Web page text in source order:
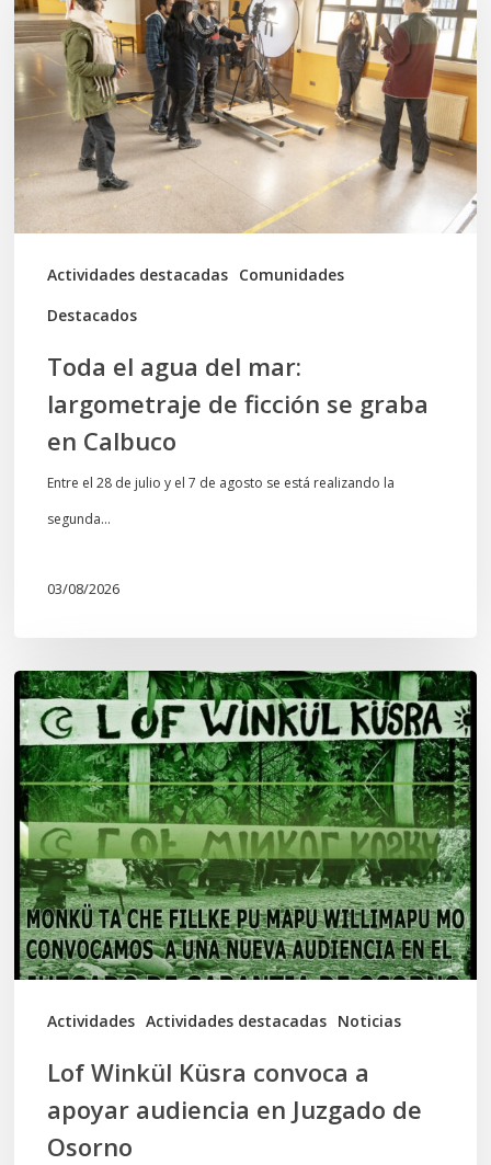
Actividades destacadas Comunidades
Destacados
agua
del
mar:
largometraje
de
ficción
se
graba
Toda el agua del mar:
largometraje de ficción se graba
en Calbuco
Entre el 28 de julio y el 7 de agosto se está realizando la
segunda…
03/08/2026
Actividades Actividades destacadas Noticias
Lof
Winkül
Küsra
convoca
a
apoyar
audiencia
en
Juzgado
Lof Winkül Küsra convoca a
apoyar audiencia en Juzgado de
Osorno